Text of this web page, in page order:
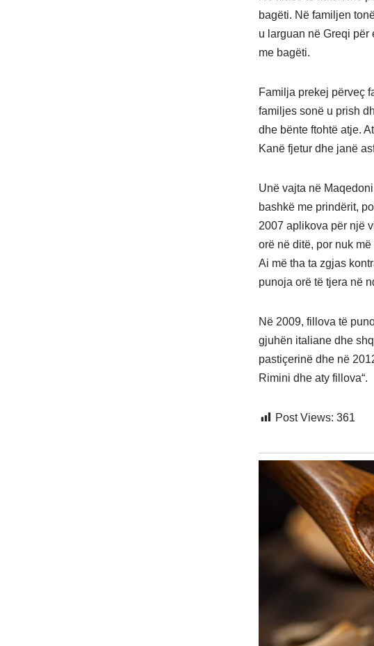
bagëti. Në familjen
u larguan në Greqi
me bagëti.
Familja prekej përveç
familjes sonë u prish
dhe bënte ftohtë atje.
Kanë fjetur dhe janë
Unë vajta në
bashkë me prindërit,
2007 aplikova për një
orë në ditë, por nuk
Ai më tha ta zgjas
punoja orë të tjera në
Në 2009, fillova të
gjuhën italiane dhe
pastiçerinë dhe në
Rimini dhe aty fillova“.
Post Views: 361